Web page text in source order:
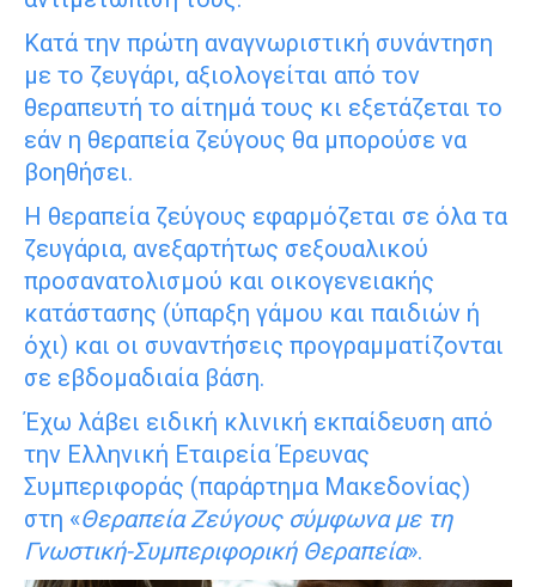
Κατά την πρώτη αναγνωριστική συνάντηση
με το ζευγάρι, αξιολογείται από τον
θεραπευτή το αίτημά τους κι εξετάζεται το
εάν η θεραπεία ζεύγους θα μπορούσε να
βοηθήσει.
Η θεραπεία ζεύγους εφαρμόζεται σε όλα τα
ζευγάρια, ανεξαρτήτως σεξουαλικού
προσανατολισμού και οικογενειακής
κατάστασης (ύπαρξη γάμου και παιδιών ή
όχι) και οι συναντήσεις προγραμματίζονται
σε εβδομαδιαία βάση.
Έχω λάβει ειδική κλινική εκπαίδευση από
την Ελληνική Εταιρεία Έρευνας
Συμπεριφοράς (παράρτημα Μακεδονίας)
στη «Θεραπεία Ζεύγους σύμφωνα με τη
Γνωστική-Συμπεριφορική Θεραπεία».